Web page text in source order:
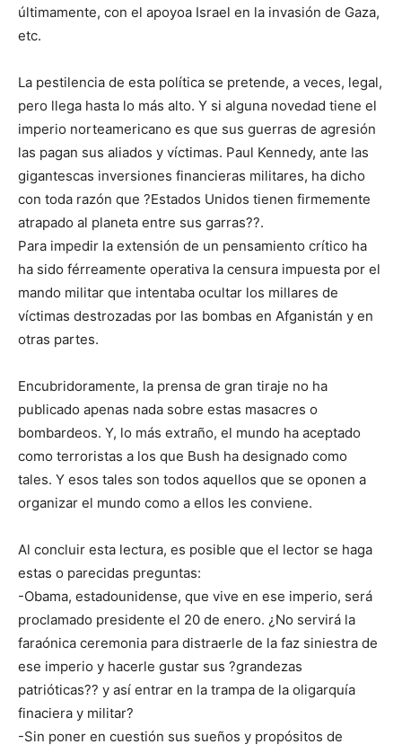
últimamente, con el apoyoa Israel en la invasión de Gaza,
etc.
La pestilencia de esta política se pretende, a veces, legal,
pero llega hasta lo más alto. Y si alguna novedad tiene el
imperio norteamericano es que sus guerras de agresión
las pagan sus aliados y víctimas. Paul Kennedy, ante las
gigantescas inversiones financieras militares, ha dicho
con toda razón que ?Estados Unidos tienen firmemente
atrapado al planeta entre sus garras??.
Para impedir la extensión de un pensamiento crítico ha
ha sido férreamente operativa la censura impuesta por el
mando militar que intentaba ocultar los millares de
víctimas destrozadas por las bombas en Afganistán y en
otras partes.
Encubridoramente, la prensa de gran tiraje no ha
publicado apenas nada sobre estas masacres o
bombardeos. Y, lo más extraño, el mundo ha aceptado
como terroristas a los que Bush ha designado como
tales. Y esos tales son todos aquellos que se oponen a
organizar el mundo como a ellos les conviene.
Al concluir esta lectura, es posible que el lector se haga
estas o parecidas preguntas:
-Obama, estadounidense, que vive en ese imperio, será
proclamado presidente el 20 de enero. ¿No servirá la
faraónica ceremonia para distraerle de la faz siniestra de
ese imperio y hacerle gustar sus ?grandezas
patrióticas?? y así entrar en la trampa de la oligarquía
finaciera y militar?
-Sin poner en cuestión sus sueños y propósitos de